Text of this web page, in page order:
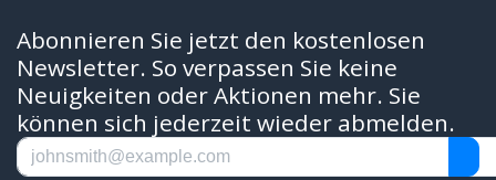
Abonnieren Sie jetzt den kostenlosen
Newsletter. So verpassen Sie keine
Neuigkeiten oder Aktionen mehr. Sie
können sich jederzeit wieder abmelden.